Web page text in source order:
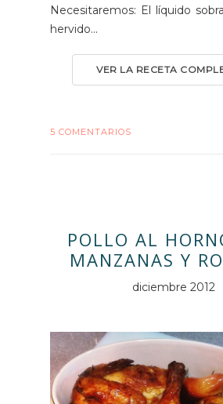
Necesitaremos: El líquido
hervido...
VER LA RECETA
5 COMENTARIOS
POLLO AL
MANZANAS Y
diciembre 2012